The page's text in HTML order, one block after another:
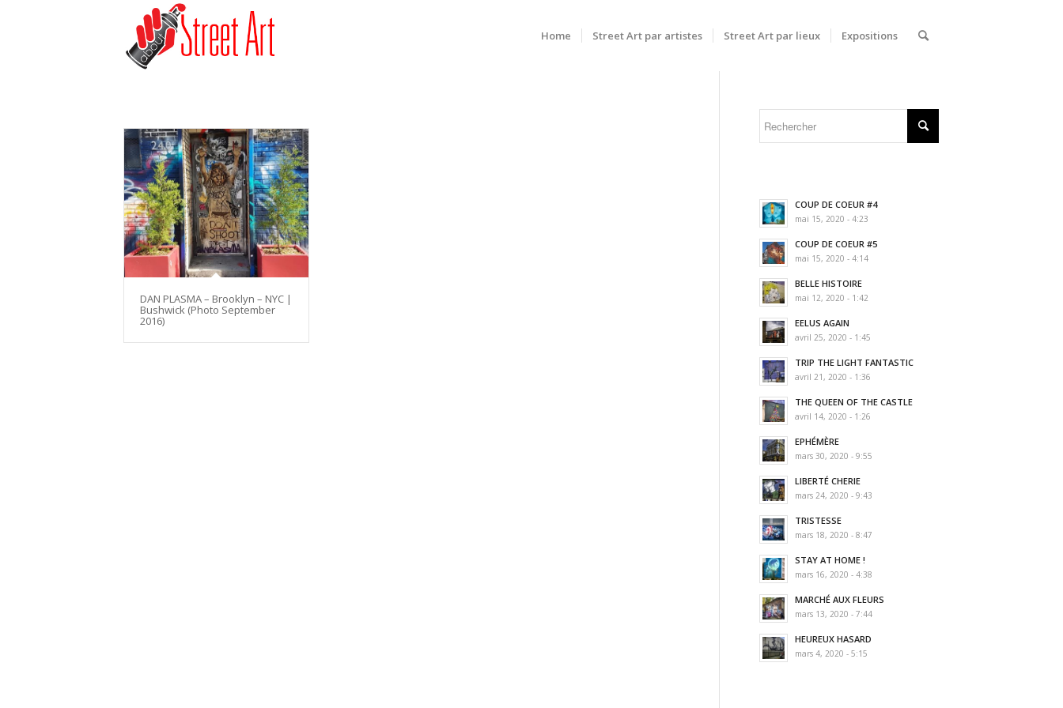
Home Street Art par artistes Street Art par lieux Expositions
DAN PLASMA – Brooklyn – NYC |
Bushwick (Photo September
2016)
COUP DE COEUR #4
mai 15, 2020 - 4:23
COUP DE COEUR #5
mai 15, 2020 - 4:14
BELLE HISTOIRE
mai 12, 2020 - 1:42
EELUS AGAIN
avril 25, 2020 - 1:45
TRIP THE LIGHT FANTASTIC
avril 21, 2020 - 1:36
THE QUEEN OF THE CASTLE
avril 14, 2020 - 1:26
EPHÉMÈRE
mars 30, 2020 - 9:55
LIBERTÉ CHERIE
mars 24, 2020 - 9:43
TRISTESSE
mars 18, 2020 - 8:47
STAY AT HOME !
mars 16, 2020 - 4:38
MARCHÉ AUX FLEURS
mars 13, 2020 - 7:44
HEUREUX HASARD
mars 4, 2020 - 5:15